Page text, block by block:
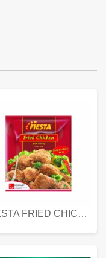
FIESTA FRIED CHICKEN 500 GR